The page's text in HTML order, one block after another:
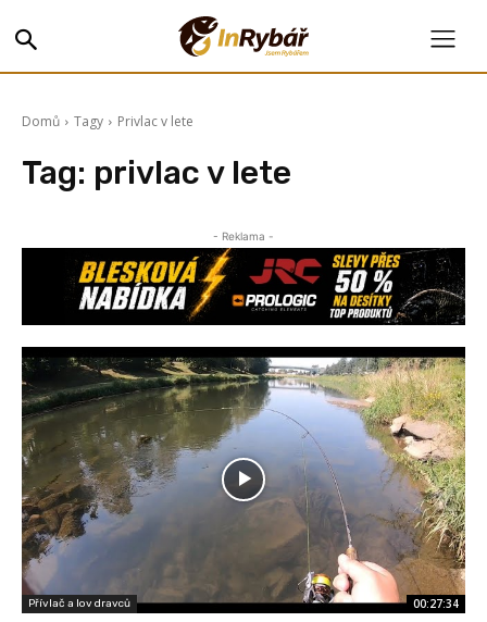
Domů Tagy Privlac v lete
Tag: privlac v lete
- Reklama -
Přívlač a lov dravců 00:27:34